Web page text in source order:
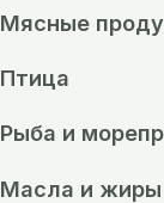
Мясные
Птица
Рыба и
Масла и жиры